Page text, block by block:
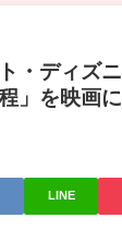
・ディズ
」を映画に
LINE